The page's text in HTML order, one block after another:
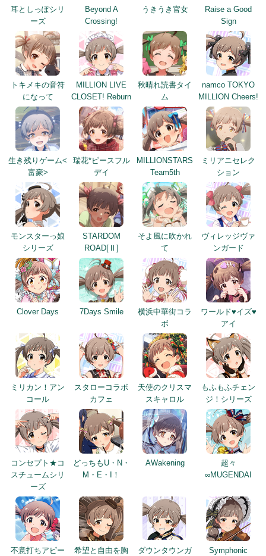
耳としっぽシリ
ーズ
Beyond A
Crossing!
うきうき官女
Raise a Good
Sign
トキメキの音符
になって
MILLION LIVE
CLOSET! Reburn
秋晴れ読書タイ
ム
namco TOKYO
MILLION Cheers!
生き残りゲーム<
富豪>
瑞花*ピースフル
デイ
MILLIONSTARS
Team5th
ミリアニセレク
ション
モンスターっ娘
シリーズ
STARDOM
ROAD[Ⅱ]
そよ風に吹かれ
て
ヴィレッジヴァ
ンガード
Clover Days 7Days Smile
横浜中華街コラ
ボ
ワールド♥イズ♥
アイ
ミリカン！アン
コール
スタローコラボ
カフェ
天使のクリスマ
スキャロル
もふもふチェン
ジ！シリーズ
コンセプト★コ
スチュームシリ
ーズ
どっちもU・N・
M・E・I！
AWakening
超々
∞MUGENDAI
不意打ちアピー
希望と自由を胸
ダウンタウンガ
Symphonic